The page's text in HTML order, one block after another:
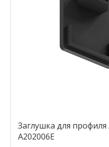
Заглушка для профиля
A202006E